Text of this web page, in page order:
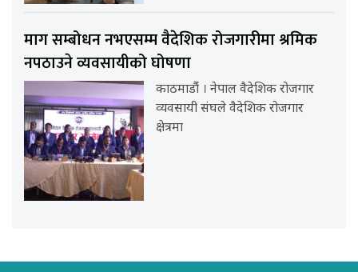
माग सम्बोधन नभएसम्म वैदेशिक रोजगारीमा श्रमिक
नपठाउने व्यवसायीको घोषणा
काठमाडौंं । नेपाल वैदेशिक रोजगार
व्यवसायी संघले वैदेशिक रोजगार
क्षेत्रमा